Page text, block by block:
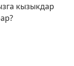
кызыкдар